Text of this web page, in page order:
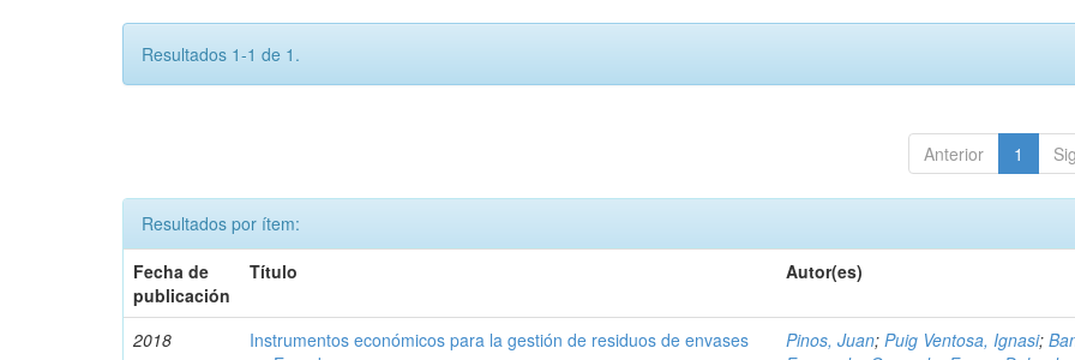
Resultados 1-1 de 1.
Anterior 1
Resultados por ítem:
Fecha de
publicación
Título Autor(es)
2018
Instrumentos económicos para la gestión de residuos de envases
Pinos, Juan;Puig Ventosa, Ignasi;